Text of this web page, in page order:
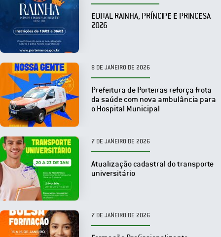
EDITAL RAINHA, PRÍNCIPE E PRINCESA
2026
8 DE JANEIRO DE 2026
Prefeitura de Porteiras reforça frota
da saúde com nova ambulância para
o Hospital Municipal
7 DE JANEIRO DE 2026
Atualização cadastral do transporte
universitário
7 DE JANEIRO DE 2026